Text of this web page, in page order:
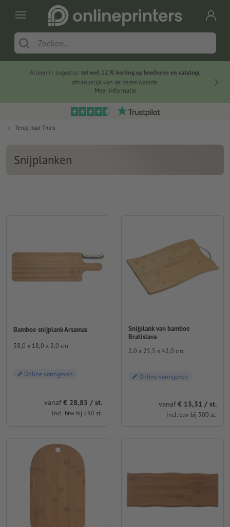
Alleen in augustus: tot wel 12 % korting op brochures en catalogi,
afhankelijk van de bestelwaarde.
Meer informatie
Terug naar Thuis
Snijplanken
Bamboe snijplank Arsamas
58,0 x 18,0 x 2,0 cm
Online vormgeven
vanaf€ 28,85 / st.
Incl. btw bij 250 st.
Snijplank van bamboe
Bratislava
2,0 x 25,5 x 42,0 cm
Online vormgeven
vanaf€ 15,31 / st.
Incl. btw bij 500 st.